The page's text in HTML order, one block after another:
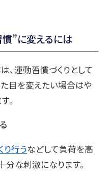
”に変えるには
、運動習慣づくりとして
た目を変えたい場合はや
。
り行うなどして負荷を高
分な刺激になります。